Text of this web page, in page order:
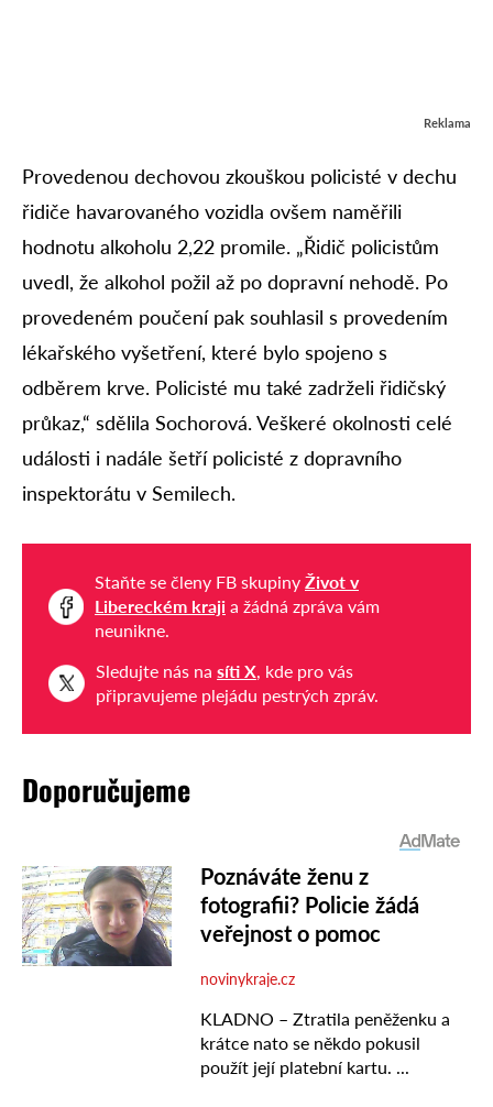
Reklama
Provedenou dechovou zkouškou policisté v dechu
řidiče havarovaného vozidla ovšem naměřili
hodnotu alkoholu 2,22 promile. „Řidič policistům
uvedl, že alkohol požil až po dopravní nehodě. Po
provedeném poučení pak souhlasil s provedením
lékařského vyšetření, které bylo spojeno s
odběrem krve. Policisté mu také zadrželi řidičský
průkaz,“ sdělila Sochorová. Veškeré okolnosti celé
události i nadále šetří policisté z dopravního
inspektorátu v Semilech.
Staňte se členy FB skupiny Život v
Libereckém kraji a žádná zpráva vám
neunikne.
Sledujte nás na síti X, kde pro vás
připravujeme plejádu pestrých zpráv.
Doporučujeme